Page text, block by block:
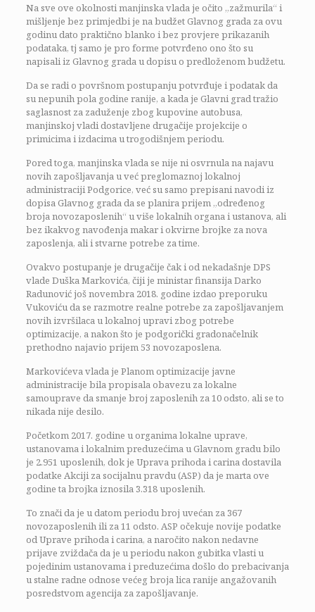
Na sve ove okolnosti manjinska vlada je očito „zažmurila“ i
mišljenje bez primjedbi je na budžet Glavnog grada za ovu
godinu dato praktično blanko i bez provjere prikazanih
podataka, tj samo je pro forme potvrđeno ono što su
napisali iz Glavnog grada u dopisu o predloženom budžetu.
Da se radi o površnom postupanju potvrđuje i podatak da
su nepunih pola godine ranije, a kada je Glavni grad tražio
saglasnost za zaduženje zbog kupovine autobusa,
manjinskoj vladi dostavljene drugačije projekcije o
primicima i izdacima u trogodišnjem periodu.
Pored toga, manjinska vlada se nije ni osvrnula na najavu
novih zapošljavanja u već preglomaznoj lokalnoj
administraciji Podgorice, već su samo prepisani navodi iz
dopisa Glavnog grada da se planira prijem „određenog
broja novozaposlenih“ u više lokalnih organa i ustanova, ali
bez ikakvog navođenja makar i okvirne brojke za nova
zaposlenja, ali i stvarne potrebe za time.
Ovakvo postupanje je drugačije čak i od nekadašnje DPS
vlade Duška Markovića, čiji je ministar finansija Darko
Radunović još novembra 2018. godine izdao preporuku
Vukoviću da se razmotre realne potrebe za zapošljavanjem
novih izvršilaca u lokalnoj upravi zbog potrebe
optimizacije, a nakon što je podgorički gradonačelnik
prethodno najavio prijem 53 novozaposlena.
Markovićeva vlada je Planom optimizacije javne
administracije bila propisala obavezu za lokalne
samouprave da smanje broj zaposlenih za 10 odsto, ali se to
nikada nije desilo.
Početkom 2017. godine u organima lokalne uprave,
ustanovama i lokalnim preduzećima u Glavnom gradu bilo
je 2.951 uposlenih, dok je Uprava prihoda i carina dostavila
podatke Akciji za socijalnu pravdu (ASP) da je marta ove
godine ta brojka iznosila 3.318 uposlenih.
To znači da je u datom periodu broj uvećan za 367
novozaposlenih ili za 11 odsto. ASP očekuje novije podatke
od Uprave prihoda i carina, a naročito nakon nedavne
prijave zviždača da je u periodu nakon gubitka vlasti u
pojedinim ustanovama i preduzećima došlo do prebacivanja
u stalne radne odnose većeg broja lica ranije angažovanih
posredstvom agencija za zapošljavanje.